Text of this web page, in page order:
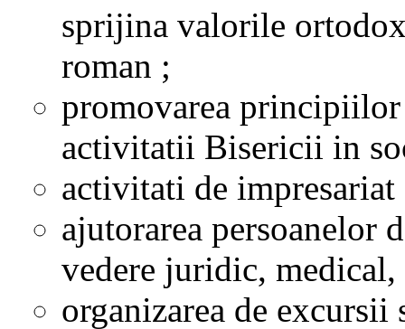
sprijina valorile
roman ;
promovarea
activitatii Bisericii in
activitati de
ajutorarea persoanelor
vedere juridic,
organizarea de